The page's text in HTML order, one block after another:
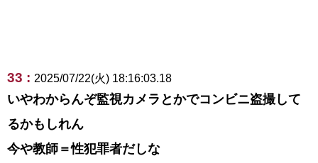
33 : 2025/07/22(火) 18:16:03.18
いやわからんぞ監視カメラとかでコンビニ盗撮して
るかもしれん
今や教師＝性犯罪者だしな